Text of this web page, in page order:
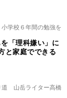
学校６年間の勉強を
「理科嫌い」に
と家庭でできる
道 山岳ライター高橋